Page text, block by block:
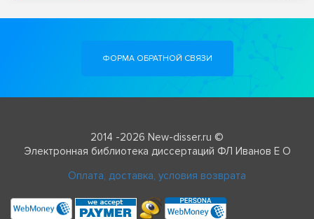
ФОРМА ОБРАТНОЙ СВЯЗИ
2014 -2026 New-disser.ru ©
Электронная библиотека диссертаций ФЛ Иванов Е О
Оплата, доставка, условия возврата